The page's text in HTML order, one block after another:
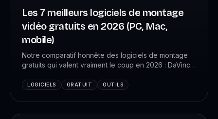
Les 7 meilleurs logiciels de montage
vidéo gratuits en 2026 (PC, Mac,
mobile)
Notre comparatif honnête des logiciels de montage
gratuits qui valent vraiment le coup en 2026 : DaVinci
Performance, courbe d'apprentissage, limites.
LOGICIELS GRATUIT OUTILS